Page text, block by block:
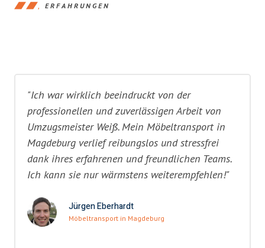
ERFAHRUNGEN
"Ich war wirklich beeindruckt von der
professionellen und zuverlässigen Arbeit von
Umzugsmeister Weiß. Mein Möbeltransport in
Magdeburg verlief reibungslos und stressfrei
dank ihres erfahrenen und freundlichen Teams.
Ich kann sie nur wärmstens weiterempfehlen!"
Jürgen Eberhardt
Möbeltransport in Magdeburg